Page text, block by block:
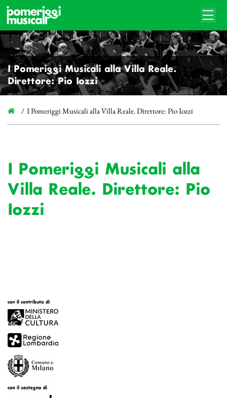
I Pomeriggi Musicali alla Villa Reale.
Direttore: Pio Iozzi
I Pomeriggi Musicali alla Villa Reale. Direttore: Pio Iozzi
I Pomeriggi Musicali alla
Villa Reale. Direttore: Pio
Iozzi